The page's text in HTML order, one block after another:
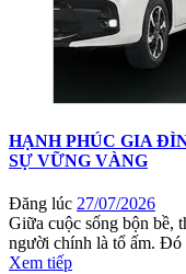
HẠNH PHÚC GIA
SỰ VỮNG VÀNG
Đăng lúc 27/07/2026
Giữa cuộc sống bộn bề,
người chính là tổ ấm. Đó
Xem tiếp